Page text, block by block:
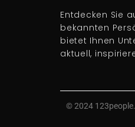
Entdecken Sie
bekannten
bietet Ihnen
aktuell,
© 2024